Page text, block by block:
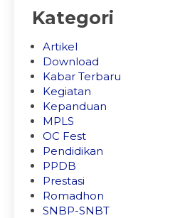
Kategori
Artikel
Download
Kabar Terbaru
Kegiatan
Kepanduan
MPLS
OC Fest
Pendidikan
PPDB
Prestasi
Romadhon
SNBP-SNBT